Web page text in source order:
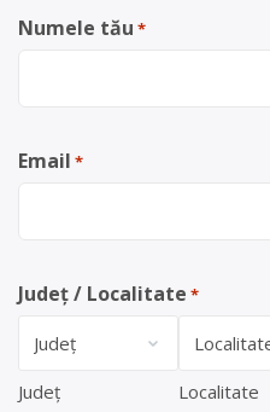
Numele tău *
Email *
Județ / Localitate *
Județ Localitate